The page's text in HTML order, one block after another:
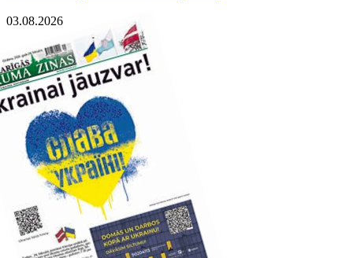
03.08.2026